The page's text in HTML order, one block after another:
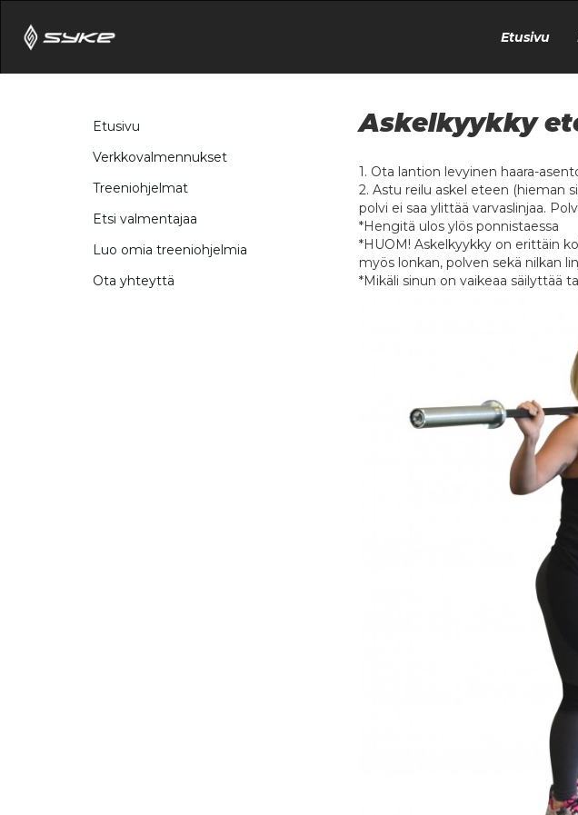
Etusivu
Etusivu
Verkkovalmennukset
Treeniohjelmat
Etsi valmentajaa
Luo omia treeniohjelmia
Ota yhteyttä
Askelkyykky
1. Ota lantion levyinen haara-
2. Astu reilu askel eteen (hieman
polvi ei saa ylittää varvaslinjaa.
*Hengitä ulos ylös ponnistaessa
*HUOM! Askelkyykky on erittäin
myös lonkan, polven sekä nilkan
*Mikäli sinun on vaikeaa säilyttää